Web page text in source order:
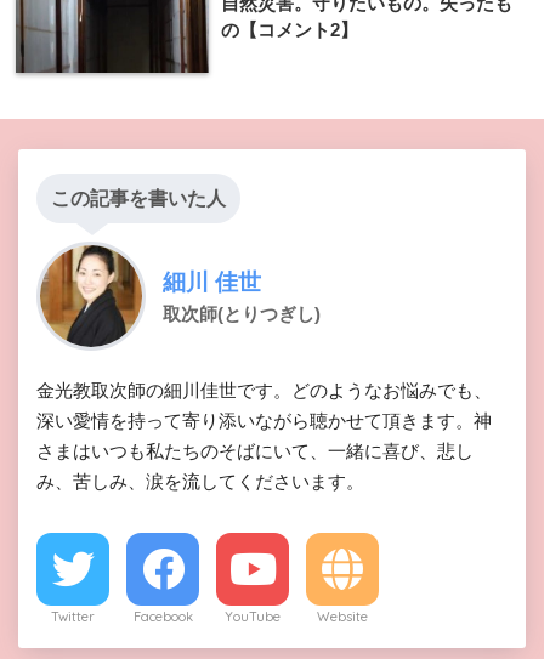
の【コメント2】
この記事を書いた人
細川 佳世
取次師(とりつぎし)
金光教取次師の細川佳世です。どのようなお悩みでも、
深い愛情を持って寄り添いながら聴かせて頂きます。神
さまはいつも私たちのそばにいて、一緒に喜び、悲し
み、苦しみ、涙を流してくださいます。
Twitter Facebook YouTube Website